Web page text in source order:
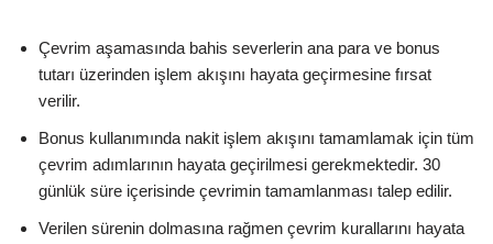
Çevrim aşamasında bahis severlerin ana para ve bonus
tutarı üzerinden işlem akışını hayata geçirmesine fırsat
verilir.
Bonus kullanımında nakit işlem akışını tamamlamak için tüm
çevrim adımlarının hayata geçirilmesi gerekmektedir. 30
günlük süre içerisinde çevrimin tamamlanması talep edilir.
Verilen sürenin dolmasına rağmen çevrim kurallarını hayata